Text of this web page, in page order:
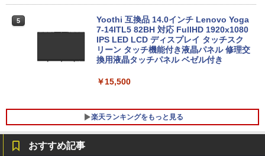
年 爆進中！】整備済み ノートパソコン 1
3.3型 Windows11 Core i5 大容量 SSD 5
12GB 16GB メモリ Wi-Fi 無線LAN Web
カメラ HP 最高峰 EliteBook 830 G5 中
古パソコン 安心サポート 初期設定済み
5
フルHD 14.0型 DELL Latitude 7410 Cor
e i7 10610U メモリ16G M.2SSD256G W
￥22,980
ミニPC Dell HP Lenovo 高速CPU 第8世
D1TB 二画面デュアル アウトレット オフ
ニPC デル 中古パソコンデスクトップPC
￥18,888
5
Yoothi 互換品 14.0インチ Lenovo Yoga
7-14ITL5 82BH 対応 FullHD 1920x1080
IPS LED LCD ディスプレイ タッチスク
リーン タッチ機能付き液晶パネル 修理交
換用液晶タッチパネル ベゼル付き
￥15,500
楽天ランキングをもっと見る
おすすめ記事